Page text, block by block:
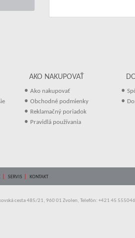
AKO NAKUPOVAŤ
• Ako nakupovať
• Obchodné podmienky
• Reklamačný poriadok
• Pravidlá používania
•
•
SERVIS KONTAKT
cesta 485/21, 960 01 Zvolen, Telefón: +421 45